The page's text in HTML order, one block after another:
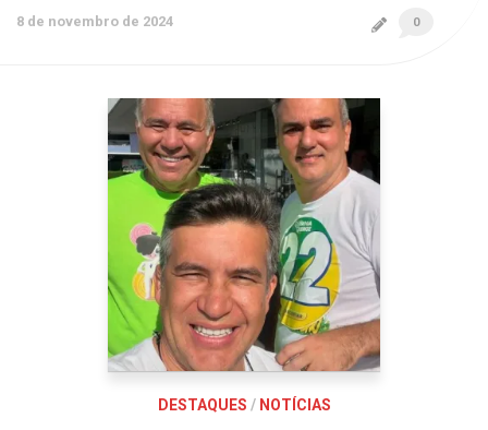
0
8 de novembro de 2024
DESTAQUES / NOTÍCIAS